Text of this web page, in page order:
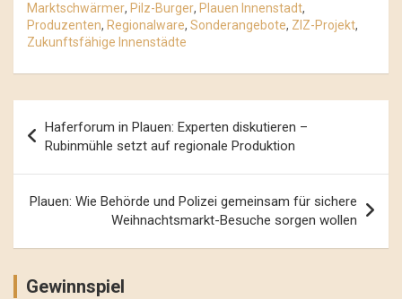
Marktschwärmer, Pilz-Burger, Plauen Innenstadt,
Produzenten, Regionalware, Sonderangebote, ZIZ-Projekt,
Zukunftsfähige Innenstädte
Navigation
Haferforum in Plauen: Experten diskutieren –
Rubinmühle setzt auf regionale Produktion
Plauen: Wie Behörde und Polizei gemeinsam für sichere
Weihnachtsmarkt-Besuche sorgen wollen
Gewinnspiel